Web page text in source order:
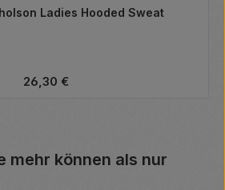
Ladies Hooded Sweat
Regulärer Preis:
26,30 €
mehr können als nur